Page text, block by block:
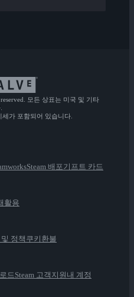
모든 상표는 미국 및 기타
가 포함되어 있습니다.
Steam 배포기프트 카드
활용
정책 쿠키 환불
드Steam 고객지원 내 계정